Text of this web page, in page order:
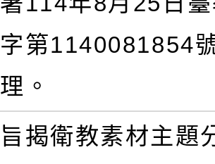
字第1140081854
理。
旨揭衛教素材主題